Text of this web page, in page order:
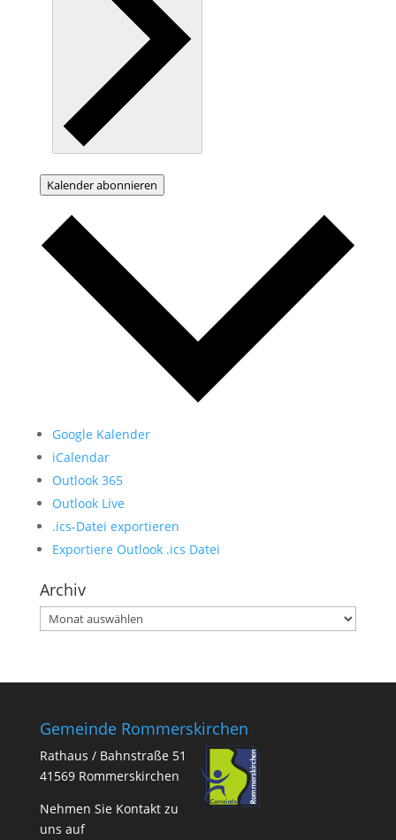
Kalender abonnieren
Google Kalender
iCalendar
Outlook 365
Outlook Live
.ics-Datei exportieren
Exportiere Outlook .ics Datei
Archiv
Archiv
Gemeinde Rommerskirchen
Rathaus / Bahnstraße 51
41569 Rommerskirchen
Nehmen Sie Kontakt zu
uns auf